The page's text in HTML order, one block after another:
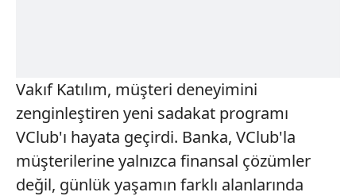
Vakıf Katılım, müşteri deneyimini
zenginleştiren yeni sadakat programı
VClub'ı hayata geçirdi. Banka, VClub'la
müşterilerine yalnızca finansal çözümler
değil, günlük yaşamın farklı alanlarında